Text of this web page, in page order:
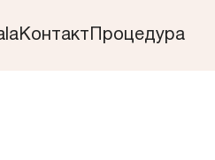
Контакт Процедура